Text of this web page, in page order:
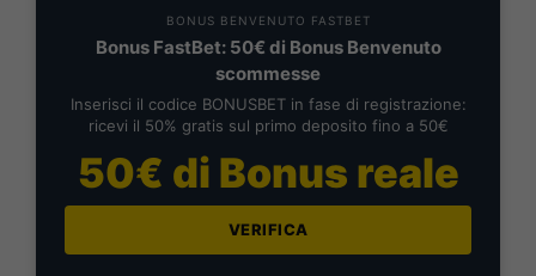
BONUS BENVENUTO FASTBET
Bonus FastBet: 50€ di Bonus Benvenuto
scommesse
Inserisci il codice BONUSBET in fase di registrazione:
ricevi il 50% gratis sul primo deposito fino a 50€
50€ di Bonus reale
VERIFICA